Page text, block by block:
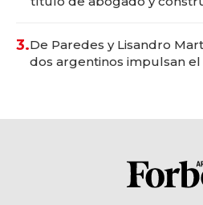
3.De Paredes y Lisandro
dos argentinos impulsan